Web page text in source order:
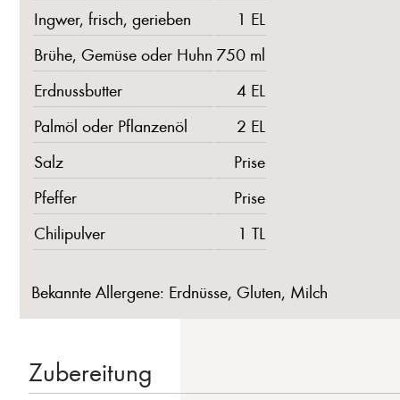
Ingwer, frisch, gerieben
1 EL
Brühe, Gemüse oder Huhn 750 ml
Erdnussbutter
4 EL
Palmöl oder Pflanzenöl
2 EL
Salz
Prise
Pfeffer
Prise
Chilipulver
1 TL
Bekannte Allergene: Erdnüsse, Gluten, Milch
Zubereitung